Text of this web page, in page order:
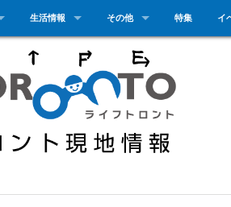
生活情報 その他 特集 イ